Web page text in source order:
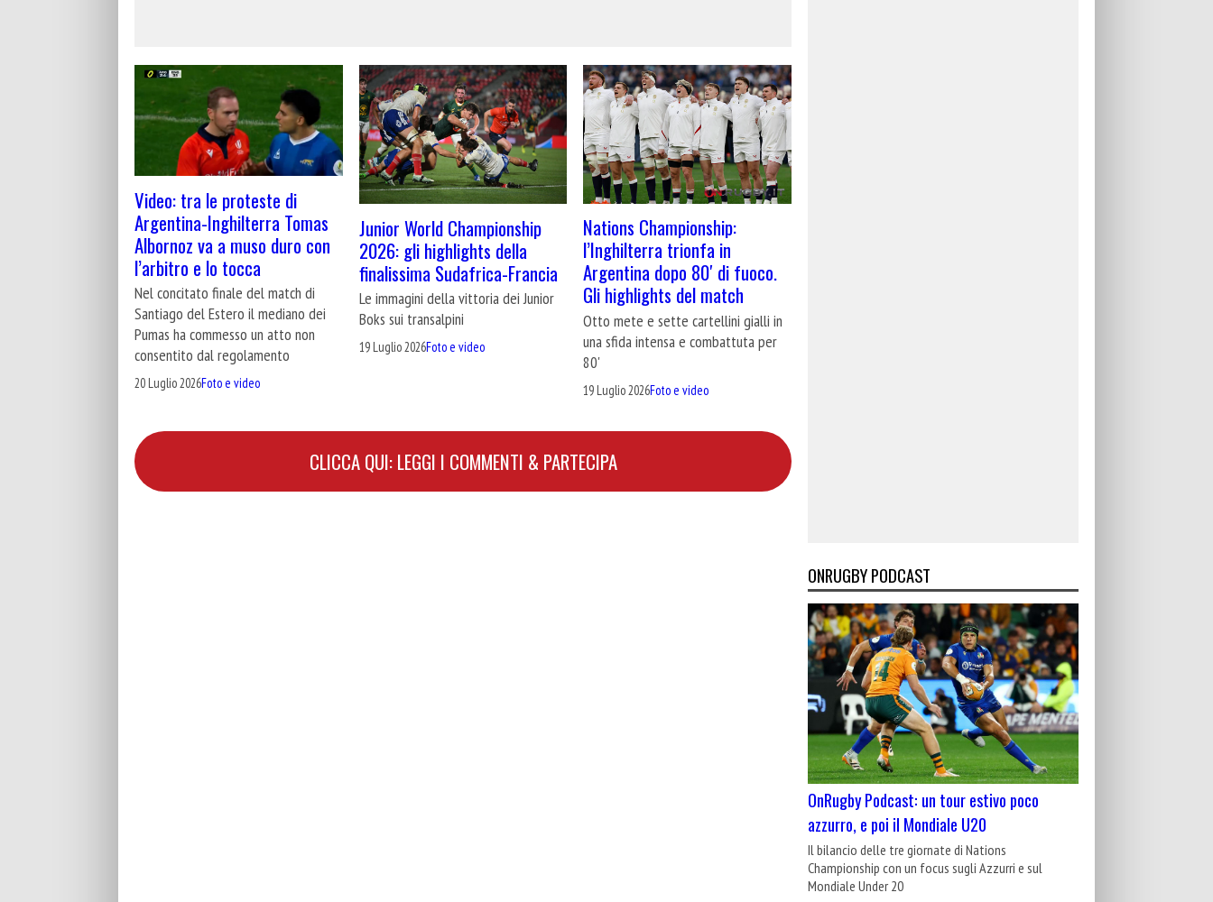
Video: tra le proteste di
Argentina-Inghilterra Tomas
Albornoz va a muso duro con
l’arbitro e lo tocca
Nel concitato finale del match di
Santiago del Estero il mediano dei
Pumas ha commesso un atto non
consentito dal regolamento
20 Luglio 2026Foto e video
Junior World Championship
2026: gli highlights della
finalissima Sudafrica-Francia
Le immagini della vittoria dei Junior
Boks sui transalpini
19 Luglio 2026Foto e video
Nations Championship:
l’Inghilterra trionfa in
Argentina dopo 80′ di fuoco.
Gli highlights del match
Otto mete e sette cartellini gialli in
una sfida intensa e combattuta per
80'
19 Luglio 2026Foto e video
CLICCA QUI: LEGGI I COMMENTI & PARTECIPA
ONRUGBY PODCAST
OnRugby Podcast: un tour estivo poco
azzurro, e poi il Mondiale U20
Il bilancio delle tre giornate di Nations
Championship con un focus sugli Azzurri e sul
Mondiale Under 20